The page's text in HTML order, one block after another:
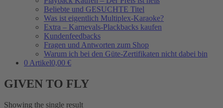
Beliebte und GESUCHTE Titel
Was ist eigentlich Multiplex-Karaoke?
Extra – Karnevals-Plackbacks kaufen
Kundenfeedbacks
Fragen und Antworten zum Shop
Warum ich bei den Güte-Zertifikaten nicht dabei bin
0 Artikel0,00 €
GIVEN TO FLY
Showing the single result